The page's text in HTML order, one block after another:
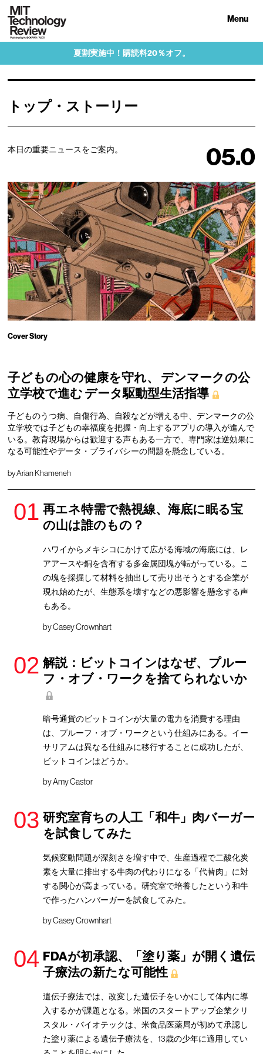
Menu
夏割実施中！購読料20％オフ。
トップ・ストーリー
本日の重要ニュースをご案内。 05.0
Cover Story
子どもの心の健康を守れ、 デンマークの公
立学校で進む データ駆動型生活指導
子どものうつ病、自傷行為、自殺などが増える中、デンマークの公
立学校では子どもの幸福度を把握・向上するアプリの導入が進んで
いる。教育現場からは歓迎する声もある一方で、専門家は逆効果に
なる可能性やデータ・プライバシーの問題を懸念している。
by Arian Khameneh
再エネ特需で熱視線、海底に眠る宝
の山は誰のもの？
ハワイからメキシコにかけて広がる海域の海底には、レ
アアースや銅を含有する多金属団塊が転がっている。こ
の塊を採掘して材料を抽出して売り出そうとする企業が
現れ始めたが、生態系を壊すなどの悪影響を懸念する声
もある。
byCasey Crownhart
解説：ビットコインはなぜ、プルー
フ・オブ・ワークを捨てられないか
暗号通貨のビットコインが大量の電力を消費する理由
は、プルーフ・オブ・ワークという仕組みにある。イー
サリアムは異なる仕組みに移行することに成功したが、
ビットコインはどうか。
byAmy Castor
研究室育ちの人工「和牛」肉バーガー
を試食してみた
気候変動問題が深刻さを増す中で、生産過程で二酸化炭
素を大量に排出する牛肉の代わりになる「代替肉」に対
する関心が高まっている。研究室で培養したという和牛
で作ったハンバーガーを試食してみた。
byCasey Crownhart
FDAが初承認、「塗り薬」が開く遺伝
子療法の新たな可能性
遺伝子療法では、改変した遺伝子をいかにして体内に導
入するかが課題となる。米国のスタートアップ企業クリ
スタル・バイオテックは、米食品医薬局が初めて承認し
た塗り薬による遺伝子療法を、13歳の少年に適用してい